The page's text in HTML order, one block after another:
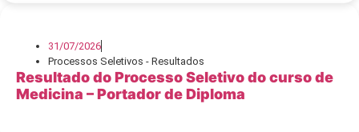
31/07/2026
Processos Seletivos - Resultados
Resultado do Processo Seletivo do curso de
Medicina – Portador de Diploma